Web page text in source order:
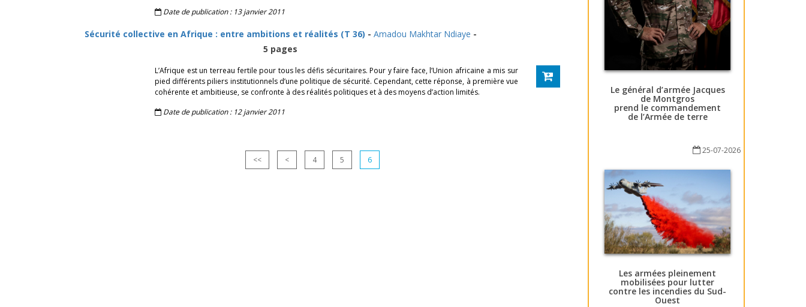
Date de publication : 13 janvier 2011
Sécurité collective en Afrique : entre ambitions et réalités (T 36) - Amadou Makhtar Ndiaye -
5 pages
L’Afrique est un terreau fertile pour tous les défis sécuritaires. Pour y faire face, l’Union africaine a mis sur
pied différents piliers institutionnels d’une politique de sécurité. Cependant, cette réponse, à première vue
cohérente et ambitieuse, se confronte à des réalités politiques et à des moyens d’action limités.
Date de publication : 12 janvier 2011
<< < 4 5 6
Le général d’armée Jacques
de Montgros
prend le commandement
de l’Armée de terre
25-07-2026
Les armées pleinement
mobilisées pour lutter
contre les incendies du Sud-
Ouest